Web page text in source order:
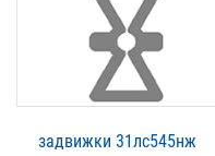
задвижки 31лс545нж